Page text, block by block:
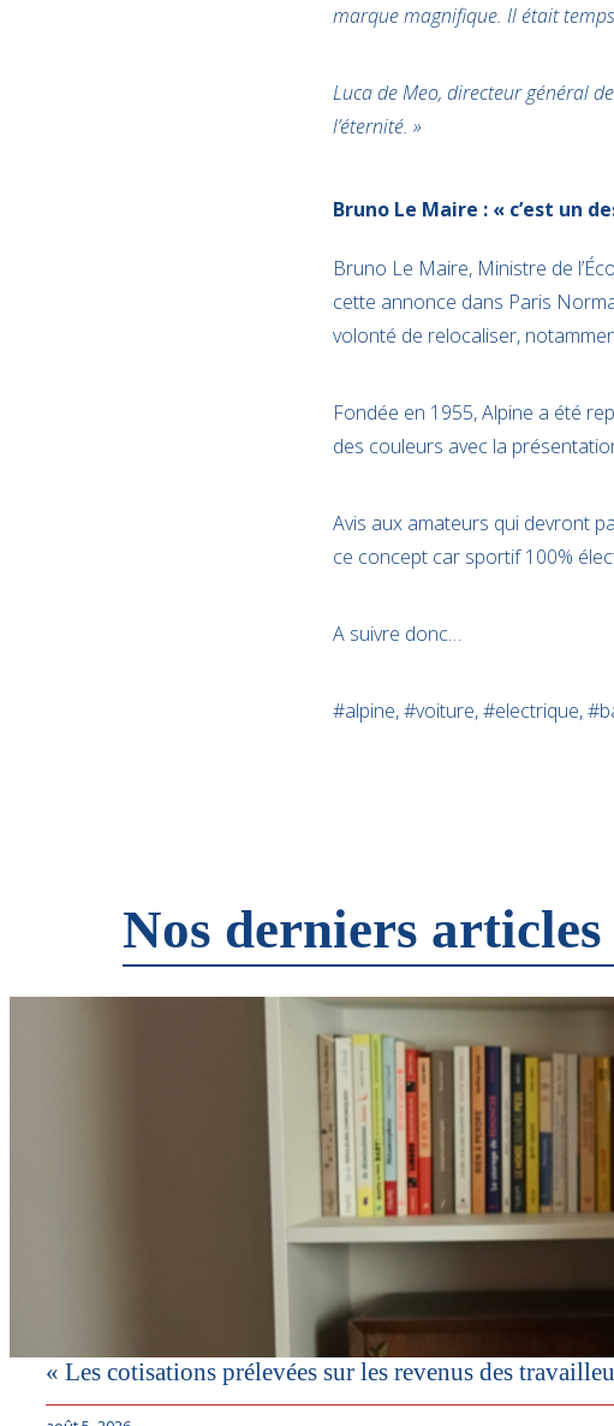
marque magnifique. Il était
Luca de Meo, directeur général
l’éternité. »
Bruno Le Maire : « c’est un
Bruno Le Maire, Ministre de
cette annonce dans Paris
volonté de relocaliser,
Fondée en 1955, Alpine a été
des couleurs avec la
Avis aux amateurs qui devront
ce concept car sportif 100%
A suivre donc…
#alpine, #voiture, #electrique,
Nos derniers articles
« Les cotisations prélevées sur les revenus des